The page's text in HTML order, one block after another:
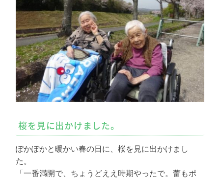
桜を見に出かけました。
ぽかぽかと暖かい春の日に、桜を見に出かけまし
た。
「一番満開で、ちょうどええ時期やったで。蕾もポ